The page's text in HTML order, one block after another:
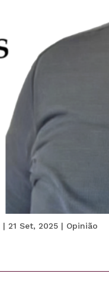
| 21 Set, 2025| Opinião